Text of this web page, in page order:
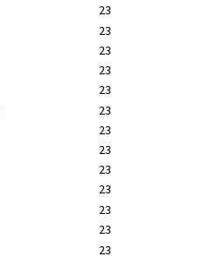
23
23
23
23
23
23
23
23
23
23
23
23
23